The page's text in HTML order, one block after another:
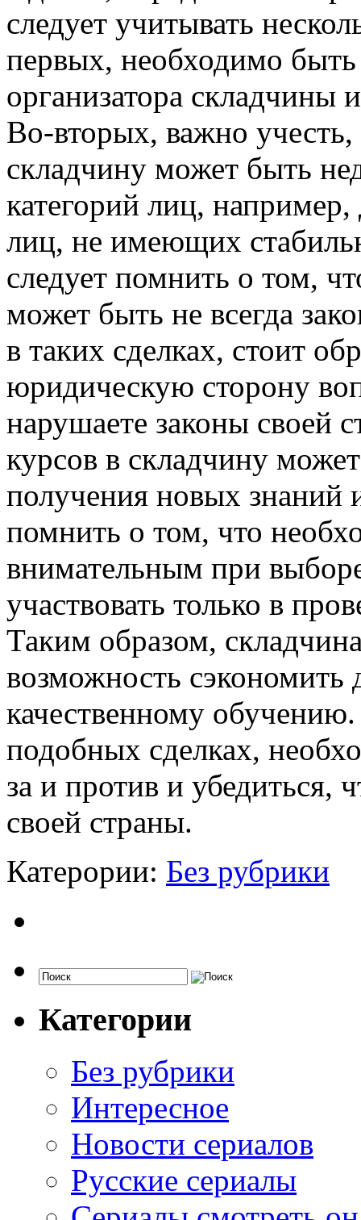
следует учитывать
первых, необходимо
организатора складчины
Во-вторых, важно учесть,
складчину может быть
категорий лиц,
лиц, не имеющих
следует помнить о том,
может быть не всегда
в таких сделках, стоит
юридическую сторону
нарушаете законы своей
курсов в складчину
получения новых знаний
помнить о том, что
внимательным при
участвовать только в
Таким образом,
возможность сэкономить
качественному
подобных сделках,
за и против и убедиться,
своей страны.
Катерории: Без рубрики
Категории
Без рубрики
Интересное
Новости сериалов
Русские сериалы